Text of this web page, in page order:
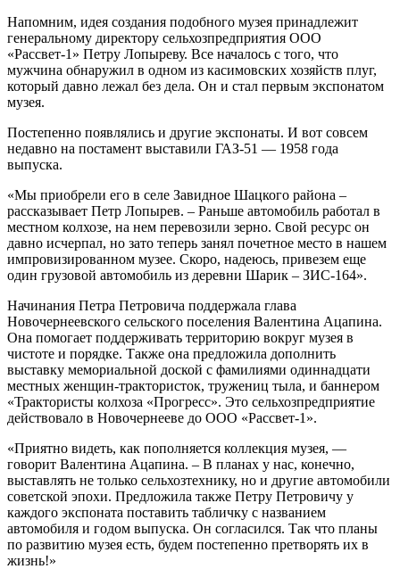
Напомним, идея создания подобного музея принадлежит
генеральному директору сельхозпредприятия ООО
«Рассвет-1» Петру Лопыреву. Все началось с того, что
мужчина обнаружил в одном из касимовских хозяйств плуг,
который давно лежал без дела. Он и стал первым экспонатом
музея.
Постепенно появлялись и другие экспонаты. И вот совсем
недавно на постамент выставили ГАЗ-51 — 1958 года
выпуска.
«Мы приобрели его в селе Завидное Шацкого района –
рассказывает Петр Лопырев. – Раньше автомобиль работал в
местном колхозе, на нем перевозили зерно. Свой ресурс он
давно исчерпал, но зато теперь занял почетное место в нашем
импровизированном музее. Скоро, надеюсь, привезем еще
один грузовой автомобиль из деревни Шарик – ЗИС-164».
Начинания Петра Петровича поддержала глава
Новочернеевского сельского поселения Валентина Ацапина.
Она помогает поддерживать территорию вокруг музея в
чистоте и порядке. Также она предложила дополнить
выставку мемориальной доской с фамилиями одиннадцати
местных женщин-трактористок, тружениц тыла, и баннером
«Трактористы колхоза «Прогресс». Это сельхозпредприятие
действовало в Новочернееве до ООО «Рассвет-1».
«Приятно видеть, как пополняется коллекция музея, —
говорит Валентина Ацапина. – В планах у нас, конечно,
выставлять не только сельхозтехнику, но и другие автомобили
советской эпохи. Предложила также Петру Петровичу у
каждого экспоната поставить табличку с названием
автомобиля и годом выпуска. Он согласился. Так что планы
по развитию музея есть, будем постепенно претворять их в
жизнь!»